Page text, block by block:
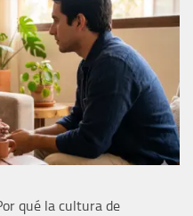
qué la cultura de